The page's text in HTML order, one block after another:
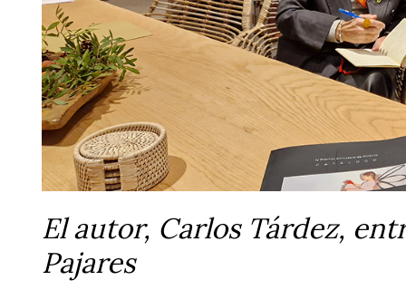
El autor, Carlos Tárdez,
Pajares